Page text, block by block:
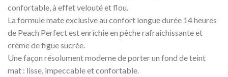
confortable, à effet velouté et flou.
La formule mate exclusive au confort longue durée 14 heures
de Peach Perfect est enrichie en pêche rafraîchissante et
crème de figue sucrée.
Une façon résolument moderne de porter un fond de teint
mat : lisse, impeccable et confortable.